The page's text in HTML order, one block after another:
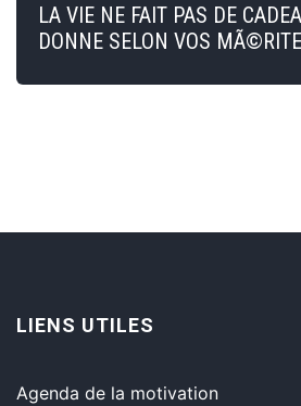
LA VIE NE FAIT PAS DE
DONNE SELON VOS
LIENS UTILES
Agenda de la motivation